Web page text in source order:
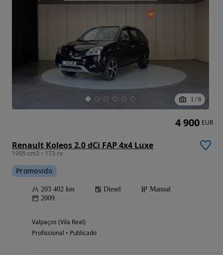
1 / 6
Renault Koleos 2.0 dCi FAP 4x4 Luxe
1995 cm3 • 173 cv
Promovido
203 402 km Diesel
Manual
2009
Valpaços (Vila Real)
Profissional • Publicado
4 900 EUR